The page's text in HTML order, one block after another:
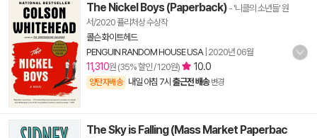
The Nickel Boys (Paperback) - '니클의 소년들' 원
서/2020 퓰리처상 수상작
콜슨 화이트헤드
PENGUIN RANDOM HOUSE USA| 2020년 06월
11,310원 (35% 할인 / 120원) 10.0
양탄자배송 내일 아침 7시 출근전 배송 변경
The Sky is Falling (Mass Market Paperbac